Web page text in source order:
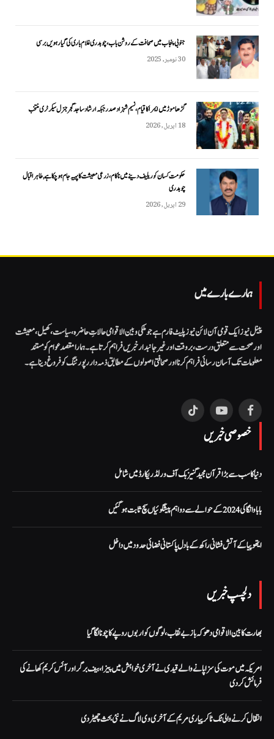
جنوبی پنجاب میں صحافت کے روشن باب، چوہدری غلام باری کی گیارہویں برسی
30 نومبر, 2025
گڑھاموڑ میں ایمرا کا قیام، نسیم شہزاد صدر جبکہ ارشاد ساجد گجر جنرل سیکرٹری منتخب
18 اپریل, 2026
حکومت کسان کو ریلیف دینے میں ناکام، زرعی معیشت کا پہیہ جام ہو چکا ہے, طاہر اقبال
چوہدری
29 اپریل, 2026
ہمارے بارے میں
پینل نیوز ایک قومی آن لائن نیوز پلیٹ فارم ہے جو ملکی و بین الاقوامی حالاتِ حاضرہ، سیاست، کھیل، معیشت
اور صحت سے متعلق درست، بروقت اور غیر جانبدار خبریں فراہم کرتا ہے۔ ہمارا مقصد عوام کو مستند
معلومات تک آسان رسائی فراہم کرنا اور صحافتی اصولوں کے مطابق ذمہ دار رپورٹنگ کو فروغ دینا ہے۔
Facebook
YouTube
TikTok
خصوصی خبریں
دنیا کا سب سے بڑا قرآن مجید گنیز بک آف ورلڈ ریکارڈ میں شامل
بابا وانگا کی 2024 کے حوالے سے دو اہم پیشگوئیاں سچ ثابت ہو گئیں
ایتھوپیا کے آتش فشانی راکھ کے بادل پاکستانی فضائی حدود میں داخل
دلچسپ خبریں
بھارت کا بین الاقوامی دھوکہ باز بے نقاب، لوگوں کو اربوں روپے کا چونا لگا گیا
امریکہ میں موت کی سزا پانے والے قیدی نے آخری خواہش میں پیزا، بیف برگر اور آئس کریم کھانے کی
فرمائش کر دی
انتقال کرنے والی ٹک ٹاکر پیاری مریم کے آخری وی لاگ نے نئی بحث چھیڑ دی